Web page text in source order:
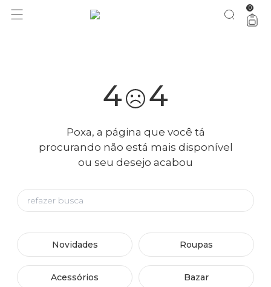
você merece 30% OFF pra comemorar com a gente aproveita! 0
4 4
Poxa, a página que você tá
procurando não está mais disponível
ou seu desejo acabou
Novidades Roupas
Acessórios Bazar